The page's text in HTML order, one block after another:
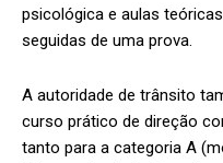
psicológica e aulas
seguidas de uma prova.
A autoridade de trânsito
curso prático de direção
tanto para a categoria A